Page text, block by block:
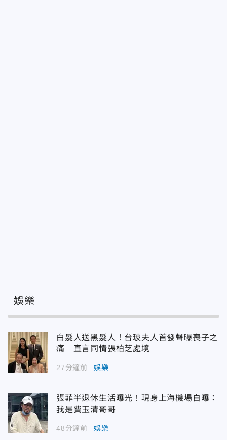
娛樂
白髮人送黑髮人！台玻夫人首發聲曝喪子之
痛 直言同情張柏芝處境
27分鐘前 娛樂
張菲半退休生活曝光！現身上海機場自曝：
我是費玉清哥哥
48分鐘前 娛樂